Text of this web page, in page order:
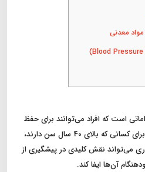
معدنی
است که افراد می‌توانند برای حفظ
سلامت خود انجام دهند. به‌ویژه برای کسانی که بالای 40 سال سن دارند،
می‌تواند نقش کلیدی در پیشگیری از
آن‌ها ایفا کند.